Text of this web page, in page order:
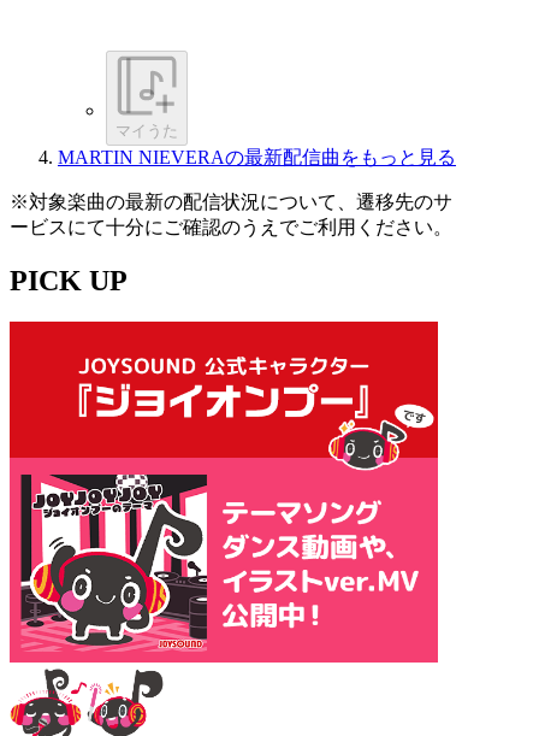
マイうた
MARTIN NIEVERAの最新配信曲をもっと見る
※対象楽曲の最新の配信状況について、遷移先のサ
ービスにて十分にご確認のうえでご利用ください。
PICK UP